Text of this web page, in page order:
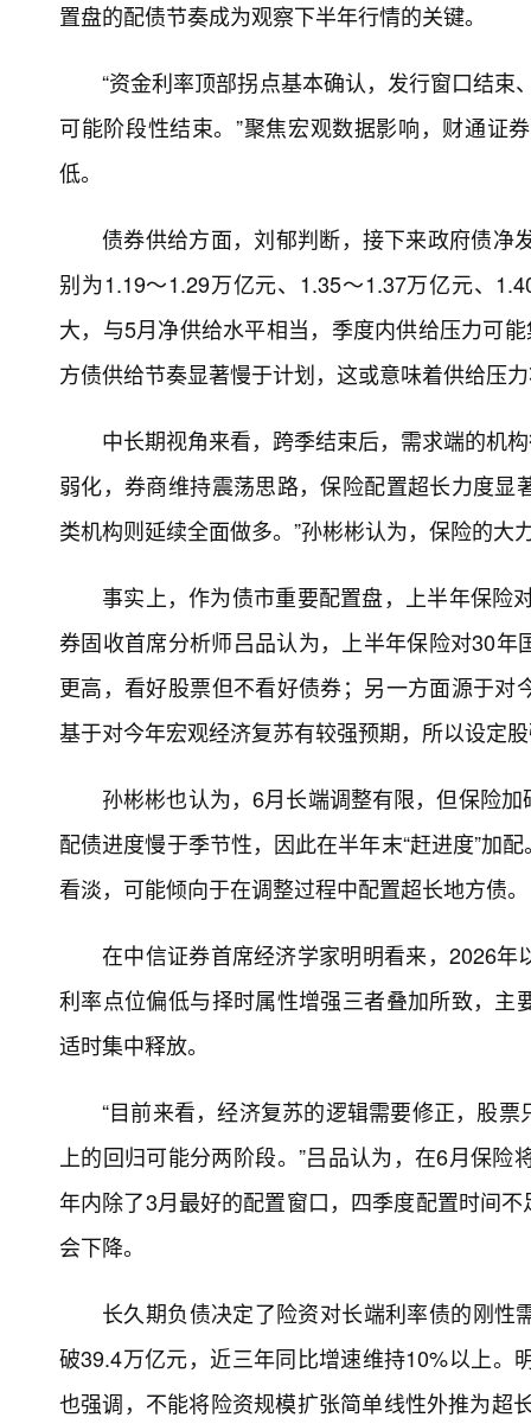
置盘的配债节奏成为观察下半年行情的关键。
“资金利率顶部拐点基本确认，发行窗口结束
可能阶段性结束。”聚焦宏观数据影响，财通证
低。
债券供给方面，刘郁判断，接下来政府债净
别为1.19～1.29万亿元、1.35～1.37万亿元、
大，与5月净供给水平相当，季度内供给压力可
方债供给节奏显著慢于计划，这或意味着供给压
中长期视角来看，跨季结束后，需求端的机
弱化，券商维持震荡思路，保险配置超长力度
类机构则延续全面做多。”孙彬彬认为，保险的
事实上，作为债市重要配置盘，上半年保险
券固收首席分析师吕品认为，上半年保险对30
更高，看好股票但不看好债券；另一方面源于
基于对今年宏观经济复苏有较强预期，所以设定
孙彬彬也认为，6月长端调整有限，但保险
配债进度慢于季节性，因此在半年末“赶进度”加
看淡，可能倾向于在调整过程中配置超长地方债。
在中信证券首席经济学家明明看来，2026
利率点位偏低与择时属性增强三者叠加所致，
适时集中释放。
“目前来看，经济复苏的逻辑需要修正，股
上的回归可能分两阶段。”吕品认为，在6月保
年内除了3月最好的配置窗口，四季度配置时间
会下降。
长久期负债决定了险资对长端利率债的刚
破39.4万亿元，近三年同比增速维持10%以上。
也强调，不能将险资规模扩张简单线性外推为超